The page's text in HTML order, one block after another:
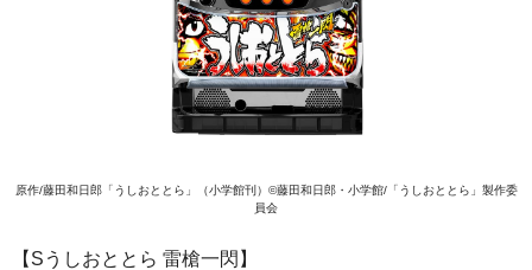
原作/藤田和日郎「うしおととら」（小学館刊）©藤田和日郎・小学館/「うしおととら」製作委
員会
【Sうしおととら 雷槍一閃】